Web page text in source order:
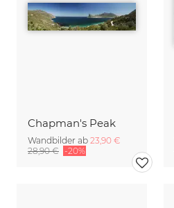
Chapman's Peak
Wandbilder ab 23,90 €
28,90 € -20%